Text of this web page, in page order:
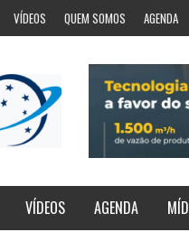
VÍDEOS QUEM SOMOS AGENDA
VÍDEOS AGENDA